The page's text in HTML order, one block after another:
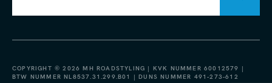
COPYRIGHT © 2026 MH ROADSTYLING | KVK NUMMER 60012579 |
BTW NUMMER NL8537.31.299.B01 | DUNS NUMMER 491-273-612